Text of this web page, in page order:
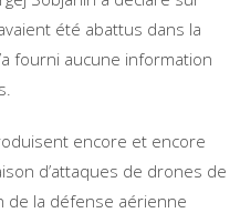
été abattus dans la
fourni aucune information
encore et encore
d’attaques de drones de
de la défense aérienne